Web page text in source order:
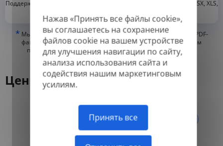
Нажав «Принять все файлы cookie»,
вы соглашаетесь на сохранение
файлов cookie на вашем устройстве
для улучшения навигации по сайту,
анализа использования сайта и
содействия нашим маркетинговым
усилиям.
Принять все
Поддерживаемые форматы: DOC, DOCX, ODT, PDF , CSV, PPTX, XLSX, XLS,
* Мы можем переводить только «истинные» или цифровые PDF-
файлы, а также файлы с возможностью поиска, но не можем
переводить PDF-файлы, состоящие из изображений, или
отсканированные PDF.
Цены
Ежемесячно Ежегодно